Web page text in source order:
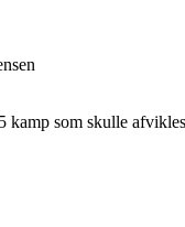
som skulle